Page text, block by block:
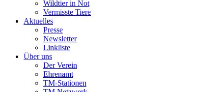
Wildtier in Not
Vermisste Tiere
Aktuelles
Presse
Newsletter
Linkliste
Über uns
Der Verein
Ehrenamt
TM-Stationen